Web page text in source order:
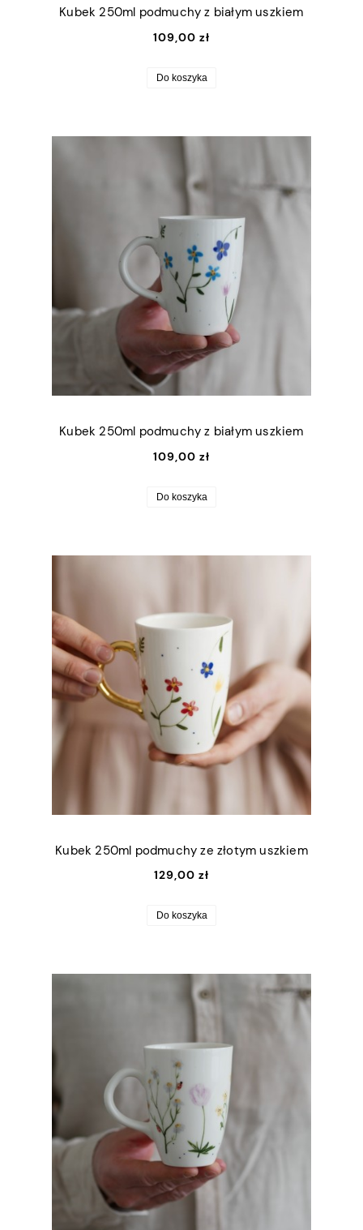
Kubek 250ml podmuchy z białym uszkiem
109,00 zł
Do koszyka
Kubek 250ml podmuchy z białym uszkiem
109,00 zł
Do koszyka
Kubek 250ml podmuchy ze złotym uszkiem
129,00 zł
Do koszyka